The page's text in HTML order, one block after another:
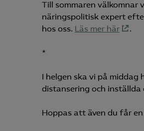
Till sommaren välkomnar
näringspolitisk expert
hos oss. Läs mer här .
*
I helgen ska vi på middag
distansering och inställda
Hoppas att även du får